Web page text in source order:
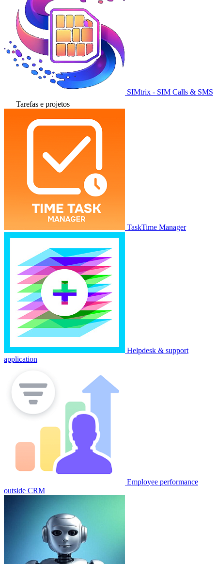
SIMtrix - SIM Calls & SMS
Tarefas e projetos
TaskTime Manager
Helpdesk & support
application
Employee performance
outside CRM